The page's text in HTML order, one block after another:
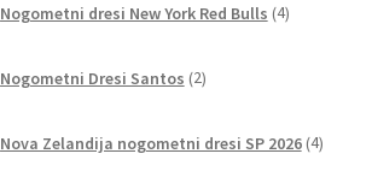
Nogometni dresi New York Red Bulls 4izdelki
Nogometni Dresi Santos 2izdelka
Nova Zelandija nogometni dresi SP 2026 4izdelki